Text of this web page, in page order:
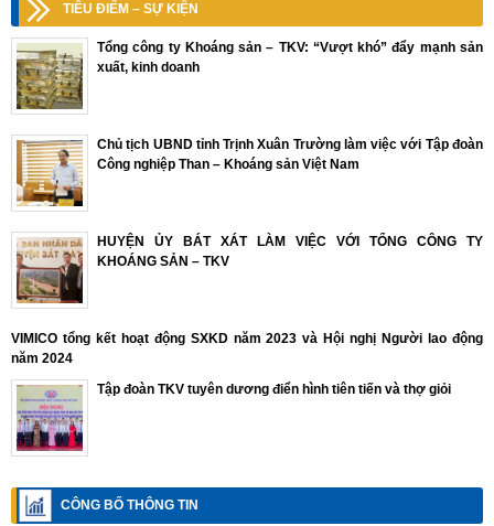
TIÊU ĐIỂM – SỰ KIỆN
Tổng công ty Khoáng sản – TKV: “Vượt khó” đẩy mạnh sản
xuất, kinh doanh
Chủ tịch UBND tỉnh Trịnh Xuân Trường làm việc với Tập đoàn
Công nghiệp Than – Khoáng sản Việt Nam
HUYỆN ỦY BÁT XÁT LÀM VIỆC VỚI TỔNG CÔNG TY
KHOÁNG SẢN – TKV
VIMICO tổng kết hoạt động SXKD năm 2023 và Hội nghị Người lao động
năm 2024
Tập đoàn TKV tuyên dương điển hình tiên tiến và thợ giỏi
CÔNG BỐ THÔNG TIN